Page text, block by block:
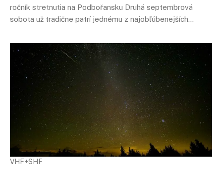
ročník stretnutia na Podbořansku Druhá septembrová
sobota už tradične patrí jednému z najobľúbenejších…
VHF+SHF